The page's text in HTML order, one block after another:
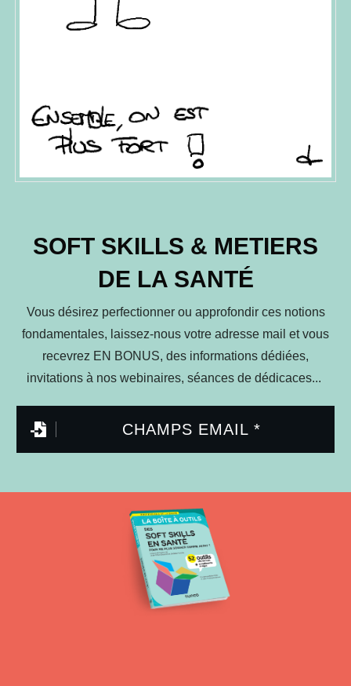
SOFT SKILLS & METIERS
DE LA SANTÉ
Vous désirez perfectionner ou approfondir ces notions
fondamentales, laissez-nous votre adresse mail et vous
recevrez EN BONUS, des informations dédiées,
invitations à nos webinaires, séances de dédicaces...
CHAMPS EMAIL *